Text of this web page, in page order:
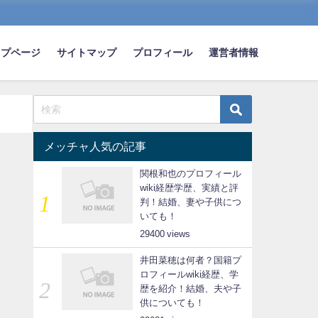
ページ サイトマップ プロフィール 運営者情報
メッチャ人気の記事
関根和也のプロフィール
wiki経歴学歴、実績と評
判！結婚、妻や子供につ
いても！
29400
井田菜穂は何者？国籍プ
ロフィールwiki経歴、学
歴を紹介！結婚、夫や子
供についても！